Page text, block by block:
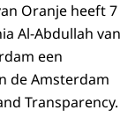
Oranje heeft 7
Al-Abdullah van
een
de Amsterdam
Transparency.